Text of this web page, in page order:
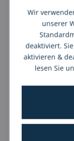
• sauberere
Bauleiter
So wächst
⸻
Ausblick:
Formate
Wir bleiben
•Bauforensik
erweiterte
Wir
unserer
deaktiviert.
aktivieren &
lesen Sie